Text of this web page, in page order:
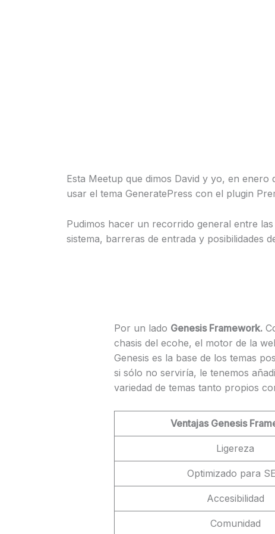
Esta Meetup que dimos David y yo, en enero
usar el tema GeneratePress con el plugin
Pudimos hacer un recorrido general entre
sistema, barreras de entrada y posibilidades
Por un lado Genesis Framework.
chasis del ecohe, el motor de la
Genesis es la base de los temas
si sólo no serviría, le tenemos
variedad de temas tanto propios
Ventajas Genesis
Ligereza
Optimizado para
Accesibilidad
Comunidad